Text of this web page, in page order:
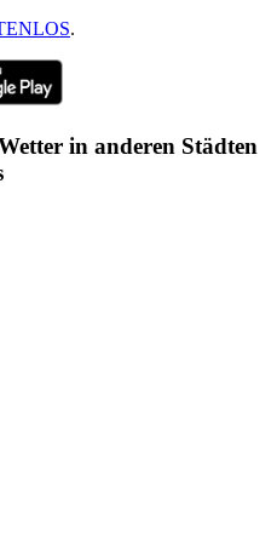
.
in anderen Städten